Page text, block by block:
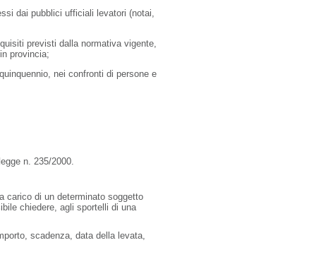
dai pubblici ufficiali levatori (notai,
previsti dalla normativa vigente,
provincia;
nei confronti di persone e
n. 235/2000.
carico di un determinato soggetto
chiedere, agli sportelli di una
scadenza, data della levata,